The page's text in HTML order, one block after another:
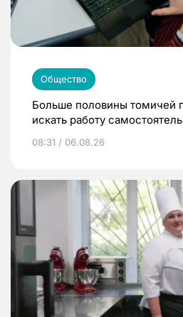
Общество
Больше половины томичей
искать работу
08:31 / 06.08.26